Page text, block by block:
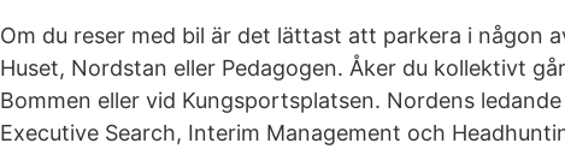
Om du reser med bil är det lättast att parkera i någon
Huset, Nordstan eller Pedagogen. Åker du kollektivt
Bommen eller vid Kungsportsplatsen. Nordens
Executive Search, Interim Management och